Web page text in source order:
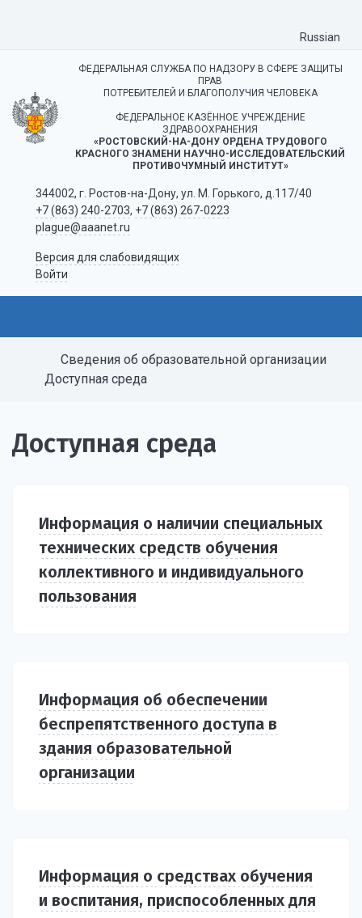
Russian
ФЕДЕРАЛЬНАЯ СЛУЖБА ПО НАДЗОРУ В СФЕРЕ ЗАЩИТЫ
ПРАВ
ПОТРЕБИТЕЛЕЙ И БЛАГОПОЛУЧИЯ ЧЕЛОВЕКА
ФЕДЕРАЛЬНОЕ КАЗЁННОЕ УЧРЕЖДЕНИЕ
ЗДРАВООХРАНЕНИЯ
«РОСТОВСКИЙ-НА-ДОНУ ОРДЕНА ТРУДОВОГО
КРАСНОГО ЗНАМЕНИ НАУЧНО-ИССЛЕДОВАТЕЛЬСКИЙ
ПРОТИВОЧУМНЫЙ ИНСТИТУТ»
344002, г. Ростов-на-Дону, ул. М. Горького, д.117/40
+7 (863) 240-2703, +7 (863) 267-0223
plague@aaanet.ru
Версия для слабовидящих
Войти
Сведения об образовательной организации
Доступная среда
Доступная среда
Информация о наличии специальных
технических средств обучения
коллективного и индивидуального
пользования
Информация об обеспечении
беспрепятственного доступа в
здания образовательной
организации
Информация о средствах обучения
и воспитания, приспособленных для